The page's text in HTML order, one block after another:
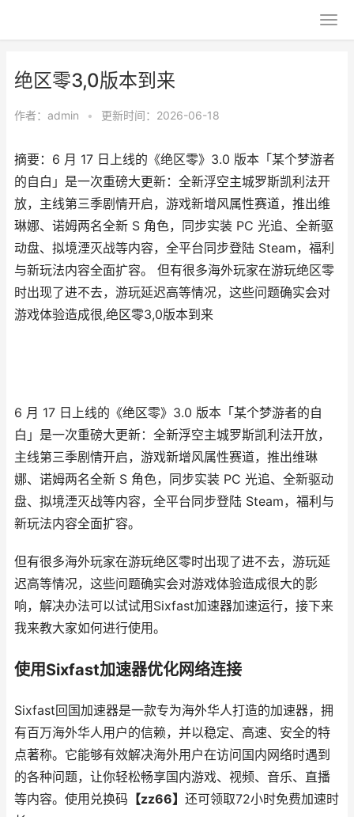
绝区零3,0版本到来
作者： admin • 更新时间：2026-06-18
摘要：6 月 17 日上线的《绝区零》3.0 版本「某个梦游者
的自白」是一次重磅大更新：全新浮空主城罗斯凯利法开
放，主线第三季剧情开启，游戏新增风属性赛道，推出维
琳娜、诺姆两名全新 S 角色，同步实装 PC 光追、全新驱
动盘、拟境湮灭战等内容，全平台同步登陆 Steam，福利
与新玩法内容全面扩容。 但有很多海外玩家在游玩绝区零
时出现了进不去，游玩延迟高等情况，这些问题确实会对
游戏体验造成很,绝区零3,0版本到来
6 月 17 日上线的《绝区零》3.0 版本「某个梦游者的自
白」是一次重磅大更新：全新浮空主城罗斯凯利法开放，
主线第三季剧情开启，游戏新增风属性赛道，推出维琳
娜、诺姆两名全新 S 角色，同步实装 PC 光追、全新驱动
盘、拟境湮灭战等内容，全平台同步登陆 Steam，福利与
新玩法内容全面扩容。
但有很多海外玩家在游玩绝区零时出现了进不去，游玩延
迟高等情况，这些问题确实会对游戏体验造成很大的影
响，解决办法可以试试用Sixfast加速器加速运行，接下来
我来教大家如何进行使用。
使用Sixfast加速器优化网络连接
Sixfast回国加速器是一款专为海外华人打造的加速器，拥
有百万海外华人用户的信赖，并以稳定、高速、安全的特
点著称。它能够有效解决海外用户在访问国内网络时遇到
的各种问题，让你轻松畅享国内游戏、视频、音乐、直播
等内容。使用兑换码 【zz66】 还可领取72小时免费加速时